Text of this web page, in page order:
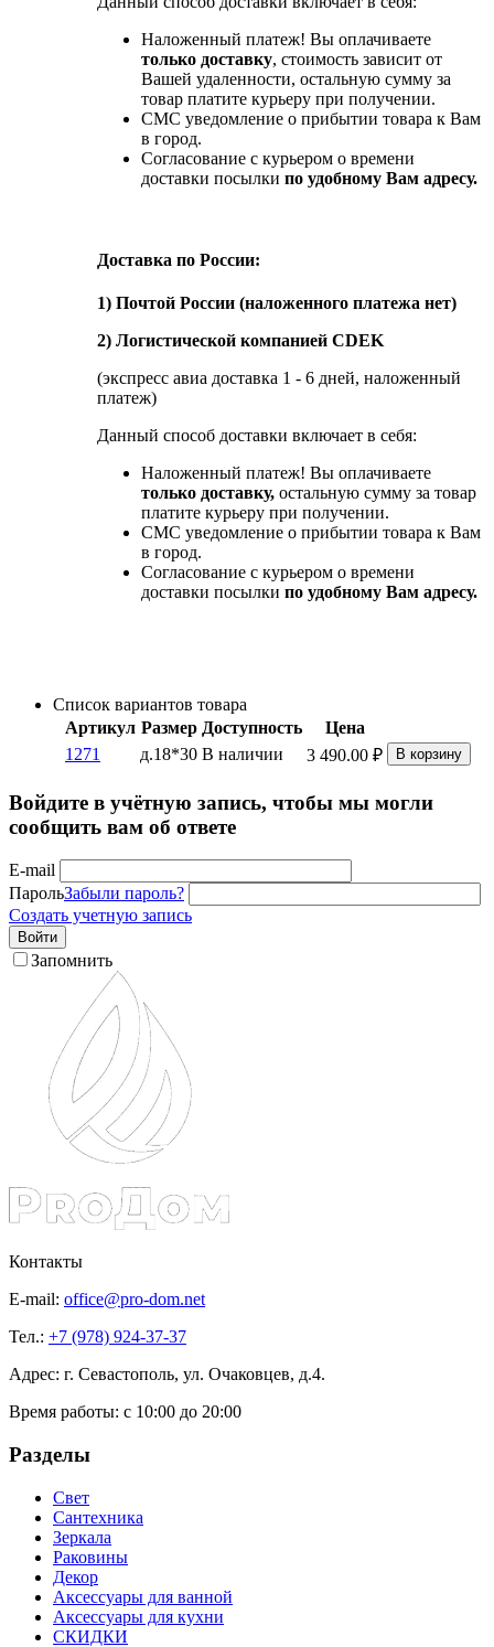
Наложенный платеж! Вы оплачиваете
только доставку, стоимость зависит от
Вашей удаленности, остальную сумму за
товар платите курьеру при получении.
СМС уведомление о прибытии товара к Вам
в город.
Согласование с курьером о времени
доставки посылки по удобному Вам адресу.
Доставка по России:
1) Почтой России (наложенного платежа нет)
2) Логистической компанией CDEK
(экспресс авиа доставка 1 - 6 дней, наложенный
платеж)
Данный способ доставки включает в себя:
Наложенный платеж! Вы оплачиваете
только доставку, остальную сумму за товар
платите курьеру при получении.
СМС уведомление о прибытии товара к Вам
в город.
Согласование с курьером о времени
доставки посылки по удобному Вам адресу.
Список вариантов товара
Артикул Размер Доступность
Цена
1271
д.18*30 В наличии 3 490.00 ₽ В корзину
Войдите в учётную запись, чтобы мы могли
сообщить вам об ответе
E-mail
ПарольЗабыли пароль?
Создать учетную запись
Войти
Запомнить
Контакты
E-mail: office@pro-dom.net
Тел.: +7 (978) 924-37-37
Адрес: г. Севастополь, ул. Очаковцев, д.4.
Время работы: с 10:00 до 20:00
Разделы
Свет
Сантехника
Зеркала
Раковины
Декор
Аксессуары для ванной
Аксессуары для кухни
СКИДКИ